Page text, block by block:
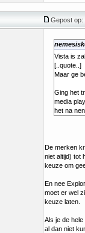
Gepost op:
Vista is
[..quote..]
Maar ge
Ging het
media
het na
De merken
niet altijd) tot
keuze om
En nee
moet er wel
keuze laten.
Als je de
al dan niet